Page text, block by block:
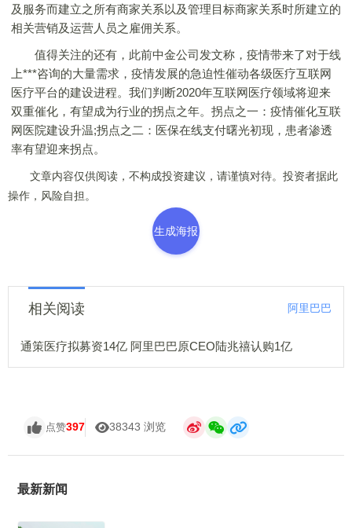
及服务而建立之所有商家关系以及管理目标商家关系时所建立的
相关营销及运营人员之雇佣关系。
值得关注的还有，此前中金公司发文称，疫情带来了对于线
上***咨询的大量需求，疫情发展的急迫性催动各级医疗互联网
医疗平台的建设进程。我们判断2020年互联网医疗领域将迎来
双重催化，有望成为行业的拐点之年。拐点之一：疫情催化互联
网医院建设升温;拐点之二：医保在线支付曙光初现，患者渗透
率有望迎来拐点。
文章内容仅供阅读，不构成投资建议，请谨慎对待。投资者据此
操作，风险自担。
生成海报
相关阅读 阿里巴巴
通策医疗拟募资14亿 阿里巴巴原CEO陆兆禧认购1亿
点赞397 38343 浏览
最新新闻